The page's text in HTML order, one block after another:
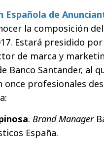
Española de
la composición
Estará presidido
de marca y
Banco Santander, al
once profesionales
. Brand Manager
España.